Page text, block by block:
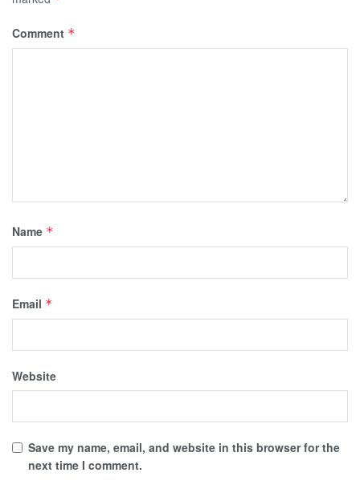
Comment *
Name *
Email *
Website
Save my name, email, and website in this browser for the
next time I comment.